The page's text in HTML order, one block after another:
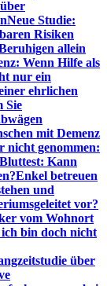
Neue Studie:
Risiken
allein
Wenn Hilfe als
nur ein
ehrlichen
Sie
mit Demenz
nicht genommen:
Kann
Enkel betreuen
und
vor?
vom Wohnort
ich bin doch nicht
über